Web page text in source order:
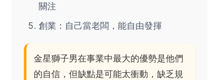
關注
創業：自己當老闆，能自由發揮
金星獅子男在事業中最大的優勢是他們
的自信，但缺點是可能太衝動，缺乏規